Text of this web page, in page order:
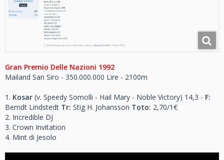
Gran Premio Delle Nazioni 1992
Mailand San Siro - 350.000.000 Lire - 2100m
1. Kosar (v. Speedy Somolli - Hail Mary - Noble Victory) 14,3 - F:
Berndt Lindstedt Tr: Stig H. Johansson Toto: 2,70/1€
2. Incredible DJ
3. Crown Invitation
4. Mint di Jesolo